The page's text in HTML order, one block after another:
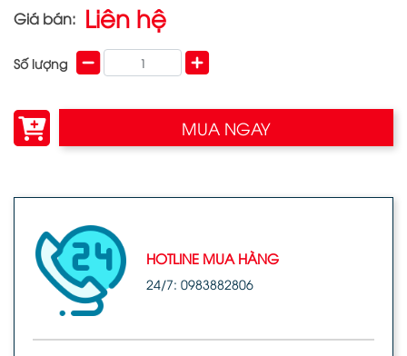
Giá bán: Liên hệ
Số lượng
MUA NGAY
HOTLINE MUA HÀNG
24/7: 0983882806